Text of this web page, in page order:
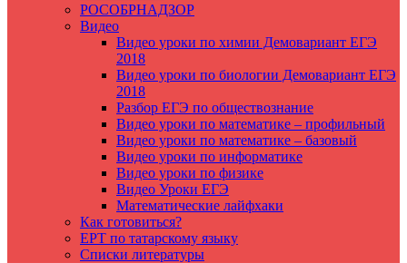
РОСОБРНАДЗОР
Видео
Видео уроки по химии Демовариант ЕГЭ
2018
Видео уроки по биологии Демовариант ЕГЭ
2018
Разбор ЕГЭ по обществознание
Видео уроки по математике – профильный
Видео уроки по математике – базовый
Видео уроки по информатике
Видео уроки по физике
Видео Уроки ЕГЭ
Математические лайфхаки
Как готовиться?
ЕРТ по татарскому языку
Списки литературы